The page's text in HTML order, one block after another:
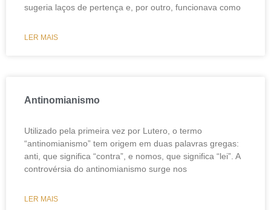
sugeria laços de pertença e, por outro, funcionava como
LER MAIS
Antinomianismo
Utilizado pela primeira vez por Lutero, o termo
“antinomianismo” tem origem em duas palavras gregas:
anti, que significa “contra”, e nomos, que significa “lei”. A
controvérsia do antinomianismo surge nos
LER MAIS